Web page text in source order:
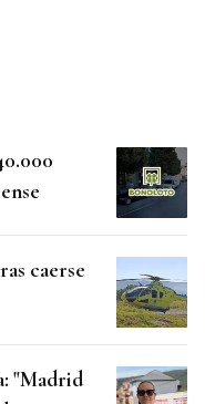
caerse
"Madrid